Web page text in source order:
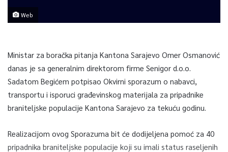
Web
Ministar za boračka pitanja Kantona Sarajevo Omer Osmanović
danas je sa generalnim direktorom firme Senigor d.o.o.
Sadatom Begićem potpisao Okvirni sporazum o nabavci,
transportu i isporuci građevinskog materijala za pripadnike
braniteljske populacije Kantona Sarajevo za tekuću godinu.
Realizacijom ovog Sporazuma bit će dodijeljena pomoć za 40
pripadnika braniteljske populacije koji su imali status raseljenih